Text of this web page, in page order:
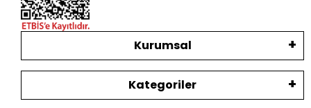
Kurumsal
Kategoriler